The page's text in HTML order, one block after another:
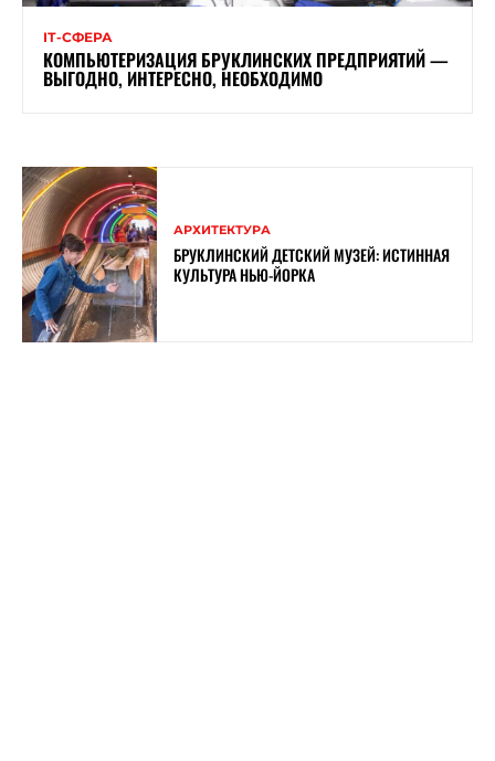
ІТ-СФЕРА
КОМПЬЮТЕРИЗАЦИЯ БРУКЛИНСКИХ ПРЕДПРИЯТИЙ —
ВЫГОДНО, ИНТЕРЕСНО, НЕОБХОДИМО
АРХИТЕКТУРА
БРУКЛИНСКИЙ ДЕТСКИЙ МУЗЕЙ: ИСТИННАЯ
КУЛЬТУРА НЬЮ-ЙОРКА